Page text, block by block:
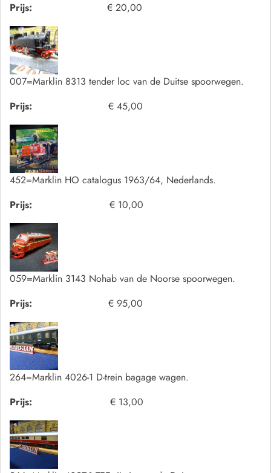
Prijs:
€ 20,00
007=Marklin 8313 tender loc van de Duitse spoorwegen.
Prijs:
€ 45,00
452=Marklin HO catalogus 1963/64, Nederlands.
Prijs:
€ 10,00
059=Marklin 3143 Nohab van de Noorse spoorwegen.
Prijs:
€ 95,00
264=Marklin 4026-1 D-trein bagage wagen.
Prijs:
€ 13,00